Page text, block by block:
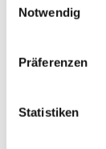
Notwendig
Präferenzen
Statistiken
EV.